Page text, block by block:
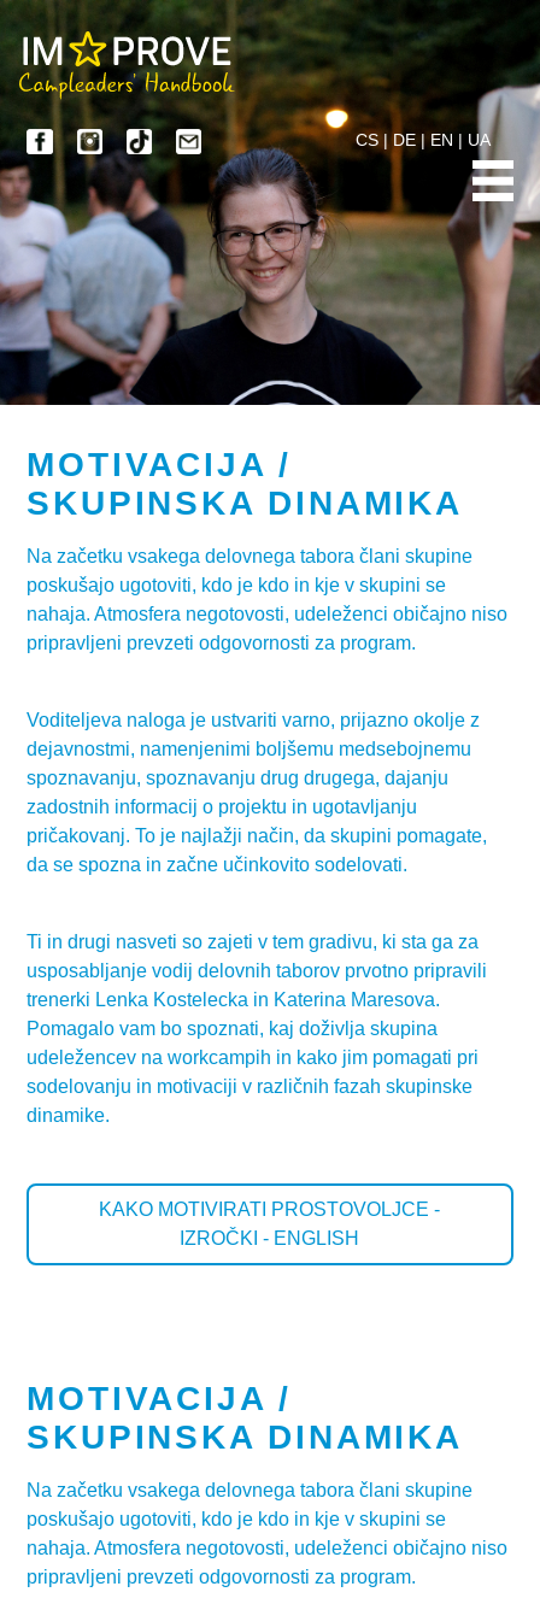
CS | DE | EN | UA
MOTIVACIJA /
SKUPINSKA DINAMIKA
Na začetku vsakega delovnega tabora člani skupine
poskušajo ugotoviti, kdo je kdo in kje v skupini se
nahaja. Atmosfera negotovosti, udeleženci običajno niso
pripravljeni prevzeti odgovornosti za program.
Voditeljeva naloga je ustvariti varno, prijazno okolje z
dejavnostmi, namenjenimi boljšemu medsebojnemu
spoznavanju, spoznavanju drug drugega, dajanju
zadostnih informacij o projektu in ugotavljanju
pričakovanj. To je najlažji način, da skupini pomagate,
da se spozna in začne učinkovito sodelovati.
Ti in drugi nasveti so zajeti v tem gradivu, ki sta ga za
usposabljanje vodij delovnih taborov prvotno pripravili
trenerki Lenka Kostelecka in Katerina Maresova.
Pomagalo vam bo spoznati, kaj doživlja skupina
udeležencev na workcampih in kako jim pomagati pri
sodelovanju in motivaciji v različnih fazah skupinske
dinamike.
KAKO MOTIVIRATI PROSTOVOLJCE -
IZROČKI - ENGLISH
MOTIVACIJA /
SKUPINSKA DINAMIKA
Na začetku vsakega delovnega tabora člani skupine
poskušajo ugotoviti, kdo je kdo in kje v skupini se
nahaja. Atmosfera negotovosti, udeleženci običajno niso
pripravljeni prevzeti odgovornosti za program.